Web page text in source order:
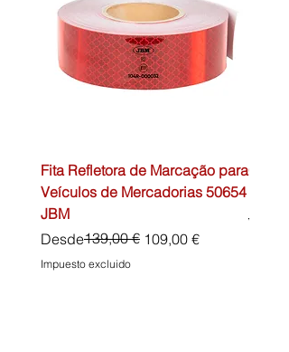
Fita Refletora de Marcação para
Veículos de Mercadorias 50654
JBM
Desde
Precio139,00 € 109,00 €
Precio de oferta
Impuesto excluido
Precio
45,00 €